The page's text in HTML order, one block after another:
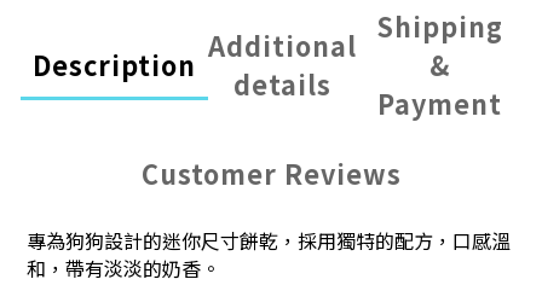
Description
Additional
details
Shipping
&
Payment
Customer Reviews
專為狗狗設計的迷你尺寸餅乾，採用獨特的配方，口感溫
和，帶有淡淡的奶香。